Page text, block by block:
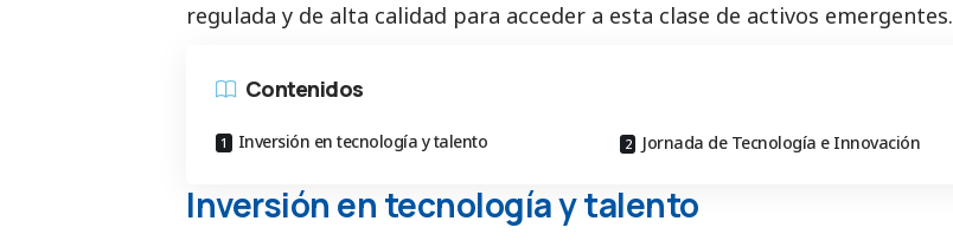
regulada y de alta calidad para acceder a esta clase de activos emergentes.
Contenidos
Inversión en tecnología y talento Jornada de Tecnología e Innovación
Inversión en tecnología y talento